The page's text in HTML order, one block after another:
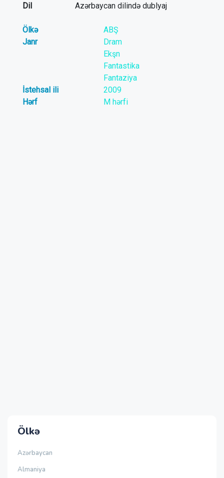
Ölkə
Azərbaycan
Almaniya
Dil
Azərbaycan dilində dublyaj
Ölkə
ABŞ
Janr
Dram
Ekşn
Fantastika
Fantaziya
İstehsal ili
2009
Hərf
M hərfi